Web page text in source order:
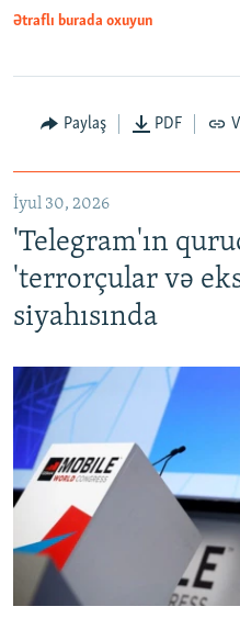
Ətraflı burada oxuyun
Paylaş PDF
İyul 30, 2026
'Telegram'ın
'terrorçular və
siyahısında